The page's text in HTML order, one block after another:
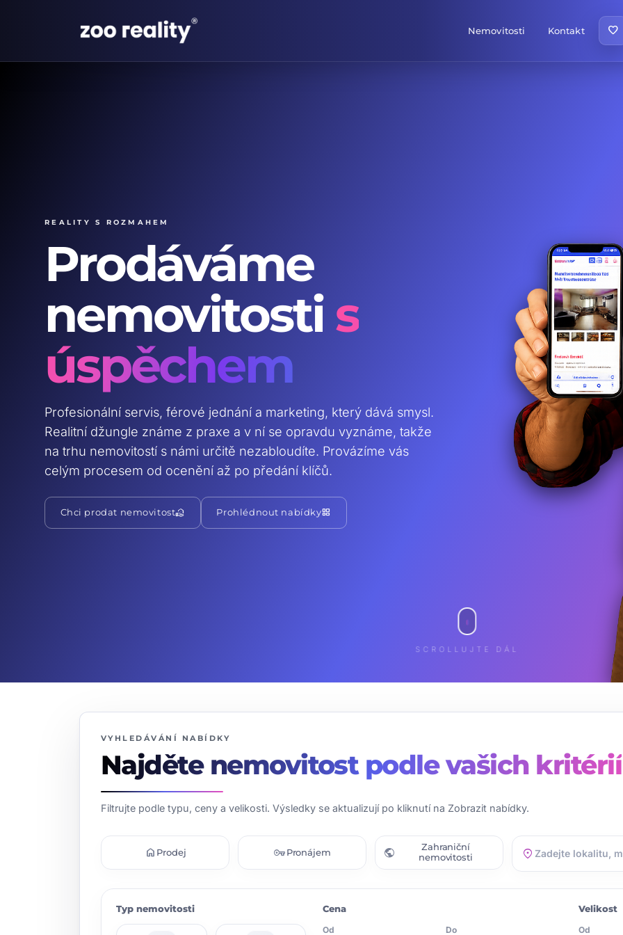
Nemovitosti Kontakt favorite
Reality s rozmahem
Prodáváme
nemovitostis
úspěchem
Profesionální servis, férové jednání a marketing, který dává smysl.
Realitní džungle známe z praxe a v ní se opravdu vyznáme, takže
na trhu nemovitostí s námi určitě nezabloudíte. Provázíme vás
celým procesem od ocenění až po předání klíčů.
Chci prodat nemovitostreal_estate_agent Prohlédnout nabídkygrid_view
SCROLLUJTE DÁL
VYHLEDÁVÁNÍ NABÍDKY
Najděte nemovitost podle vašich kritérií
Filtrujte podle typu, ceny a velikosti. Výsledky se aktualizují po kliknutí na Zobrazit nabídky.
home Prodej vpn_keyPronájem public
Zahraniční
nemovitosti
location_on
Typ nemovitosti Cena
Od Do
Velikost
Od